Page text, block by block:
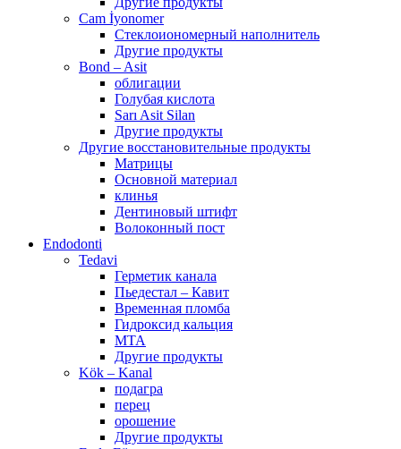
Cam İyonomer
Стеклоиономерный наполнитель
Другие продукты
Bond – Asit
облигации
Голубая кислота
Sarı Asit Silan
Другие продукты
Другие восстановительные продукты
Матрицы
Основной материал
клинья
Дентиновый штифт
Волоконный пост
Endodonti
Tedavi
Герметик канала
Пьедестал – Кавит
Временная пломба
Гидроксид кальция
МТА
Другие продукты
Kök – Kanal
подагра
перец
орошение
Другие продукты